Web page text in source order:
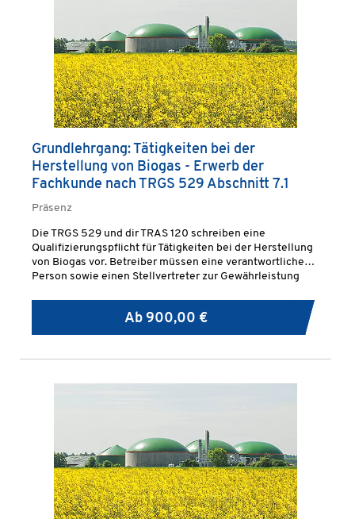
Grundlehrgang: Tätigkeiten bei der
Herstellung von Biogas - Erwerb der
Fachkunde nach TRGS 529 Abschnitt 7.1
Präsenz
Die TRGS 529 und dir TRAS 120 schreiben eine
Qualifizierungspflicht für Tätigkeiten bei der Herstellung
von Biogas vor. Betreiber müssen eine verantwortliche
Person sowie einen Stellvertreter zur Gewährleistung
Ab 900,00 €